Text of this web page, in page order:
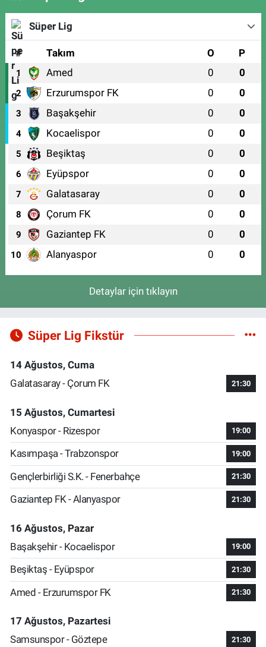
Süper Lig
# Takım O P
1 Amed 0 0
2 Erzurumspor FK 0 0
3 Başakşehir 0 0
4 Kocaelispor 0 0
5 Beşiktaş 0 0
6 Eyüpspor 0 0
7 Galatasaray 0 0
8 Çorum FK 0 0
9 Gaziantep FK 0 0
10 Alanyaspor 0 0
Detaylar için tıklayın
Süper Lig Fikstür
14 Ağustos, Cuma
Galatasaray - Çorum FK
21:30
15 Ağustos, Cumartesi
Konyaspor - Rizespor
19:00
Kasımpaşa - Trabzonspor 19:00
Gençlerbirliği S.K. - Fenerbahçe 21:30
Gaziantep FK - Alanyaspor 21:30
16 Ağustos, Pazar
Başakşehir - Kocaelispor
19:00
Beşiktaş - Eyüpspor 21:30
Amed - Erzurumspor FK 21:30
17 Ağustos, Pazartesi
Samsunspor - Göztepe
21:30